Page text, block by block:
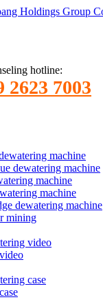
hotline:
2623 7003
machine
dewatering machine
machine
machine
dewatering machine
mining
video
case